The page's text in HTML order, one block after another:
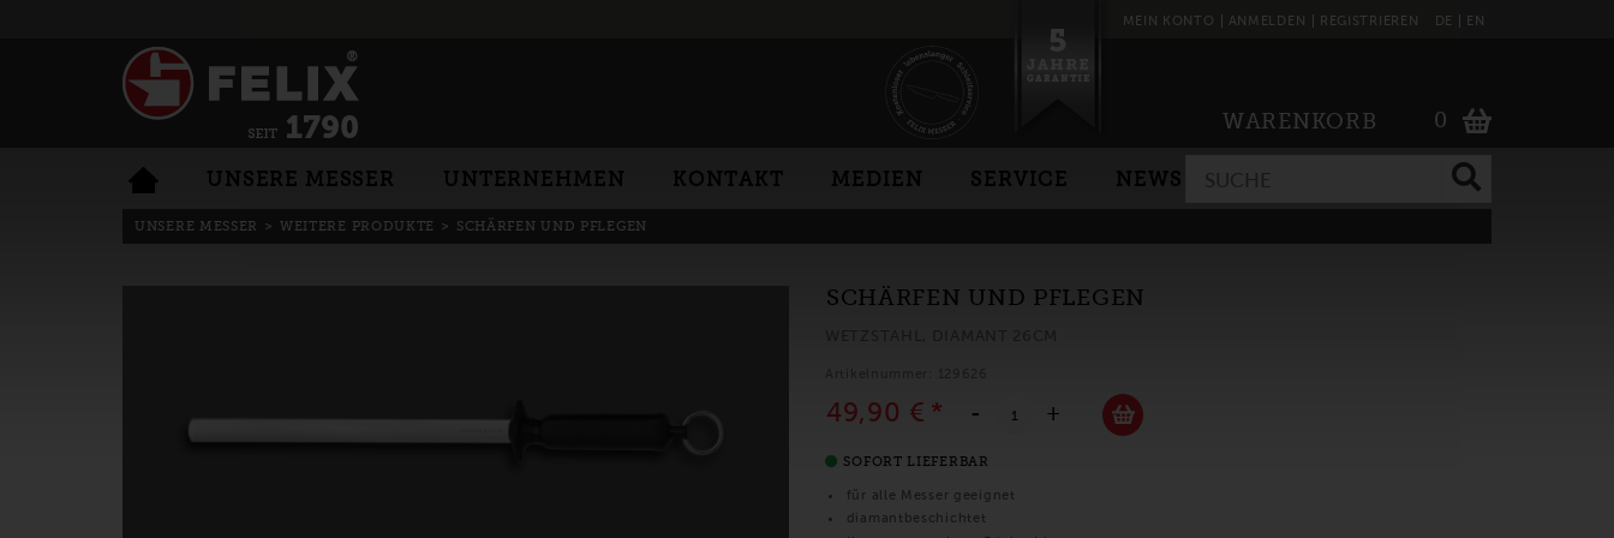
DE EN
ANMELDEN REGISTRIEREN
MEIN KONTO
WARENKORB 0
UNSERE MESSER UNTERNEHMEN KONTAKT MEDIEN SERVICE NEWS
UNSERE MESSER > WEITERE PRODUKTE > SCHÄRFEN UND PFLEGEN
SCHÄRFEN UND PFLEGEN
49,90 € * - +
SOFORT LIEFERBAR
für alle Messer geeignet
diamantbeschichtet